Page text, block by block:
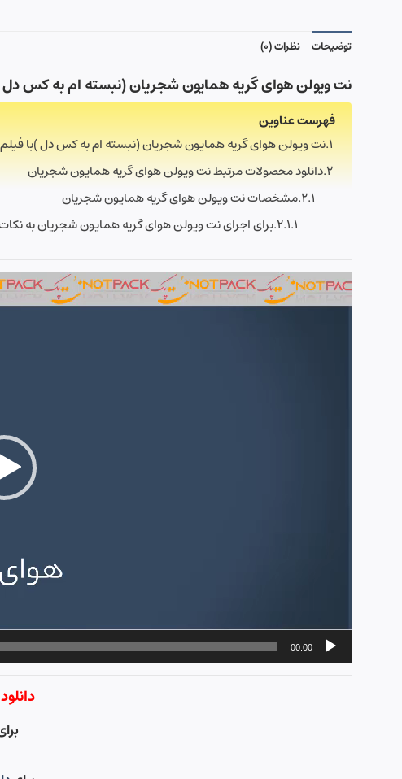
توضیحات نظرات (0)
نت ویولن هوای گریه همایون شجریان (نبسته ام به کس دل
فهرست عناوین
نت ویولن هوای گریه همایون شجریان (نبسته ام به کس دل )با فیلم
دانلود محصولات مرتبط نت ویولن هوای گریه همایون شجریان
مشخصات نت ویولن هوای گریه همایون شجریان
برای اجرای نت ویولن هوای گریه همایون شجریان به نکات
نمایشگر
ویدیو
00:00